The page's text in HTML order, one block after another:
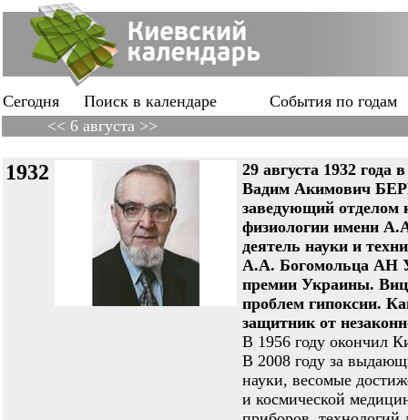
Сегодня Поиск в календаре
События по годам
<< 6 августа >>
1932
29 августа 1932 года
Вадим Акимович
заведующий отделом
физиологии имени
деятель науки и
А.А. Богомольца АН
премии Украины.
проблем гипоксии.
защитник от
В 1956 году окончил
В 2008 году за
науки, весомые
и космической